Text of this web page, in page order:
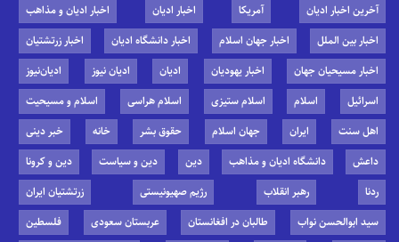
آخرین اخبار ادیان آمریکا اخبار ادیان
اخبار ادیان و مذاهب
اخبار بین الملل
اخبار جهان اسلام اخبار دانشگاه ادیان
اخبار زرتشتیان
اخبار مسیحیان جهان
اخبار یهودیان ادیان ادیان نیوز
ادیان‌نیوز
اسرائیل
اسلام اسلام ستیزی اسلام هراسی
اسلام و مسیحیت
اهل سنت
ایران جهان اسلام حقوق بشر خانه
خبر دینی
داعش
دانشگاه ادیان و مذاهب دین دین و سیاست
دین و کرونا
ردنا
رهبر انقلاب رژیم صهیونیستی
زرتشتیان ایران
سید ابوالحسن نواب
طالبان در افغانستان عربستان سعودی فلسطین